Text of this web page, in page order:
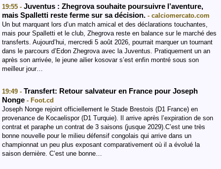
19:55 - Juventus : Zhegrova souhaite poursuivre l’aventure,
mais Spalletti reste ferme sur sa décision. - calciomercato.com
Un but marquant lors d’un match amical et des déclarations touchantes,
mais pour Spalletti et le club, Zhegrova reste en balance sur le marché des
transferts. Aujourd’hui, mercredi 5 août 2026, pourrait marquer un tournant
dans le parcours d’Edon Zhegrova avec la Juventus. Pratiquement un an
après son arrivée, le jeune ailier kosovar s’est enfin montré sous son
meilleur jour…
19:49 - Transfert: Retour salvateur en France pour Joseph
Nonge - Foot.cd
Joseph Nonge rejoint officiellement le Stade Brestois (D1 France) en
provenance de Kocaelispor (D1 Turquie). Il arrive après l’expiration de son
contrat et paraphe un contrat de 3 saisons (jusque 2029).C’est une très
bonne nouvelle pour le milieu défensif congolais qui arrive dans un
championnat un peu plus exposant comparativement où il a évolué la
saison dernière. C’est une bonne…